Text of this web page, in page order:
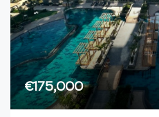
€175,000